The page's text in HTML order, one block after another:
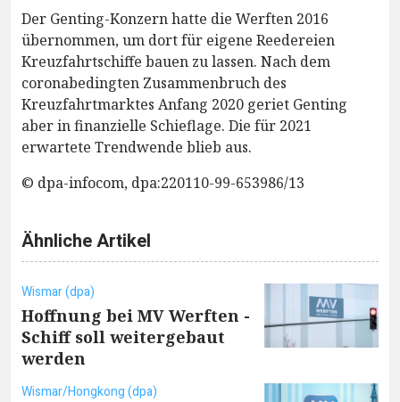
Der Genting-Konzern hatte die Werften 2016
übernommen, um dort für eigene Reedereien
Kreuzfahrtschiffe bauen zu lassen. Nach dem
coronabedingten Zusammenbruch des
Kreuzfahrtmarktes Anfang 2020 geriet Genting
aber in finanzielle Schieflage. Die für 2021
erwartete Trendwende blieb aus.
© dpa-infocom, dpa:220110-99-653986/13
Ähnliche Artikel
Wismar (dpa)
Hoffnung bei MV Werften -
Schiff soll weitergebaut
werden
Wismar/Hongkong (dpa)